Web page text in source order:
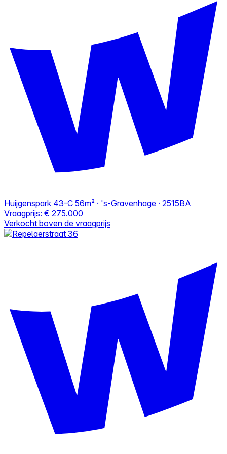
Huijgenspark 43-C 56m² · 's-Gravenhage · 2515BA
Vraagprijs: € 275.000
Verkocht boven de vraagprijs